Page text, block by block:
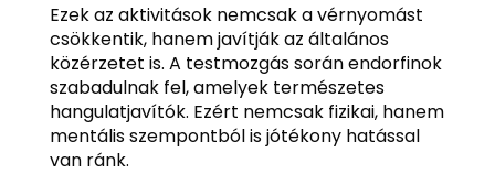
Ezek az aktivitások nemcsak a vérnyomást
csökkentik, hanem javítják az általános
közérzetet is. A testmozgás során endorfinok
szabadulnak fel, amelyek természetes
hangulatjavítók. Ezért nemcsak fizikai, hanem
mentális szempontból is jótékony hatással
van ránk.